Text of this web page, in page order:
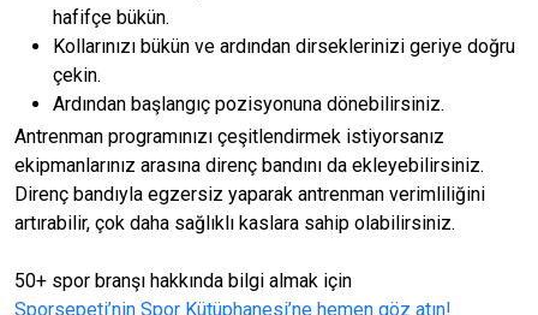
hafifçe bükün.
Kollarınızı bükün ve ardından dirseklerinizi geriye doğru
çekin.
Ardından başlangıç pozisyonuna dönebilirsiniz.
Antrenman programınızı çeşitlendirmek istiyorsanız
ekipmanlarınız arasına direnç bandını da ekleyebilirsiniz.
Direnç bandıyla egzersiz yaparak antrenman verimliliğini
artırabilir, çok daha sağlıklı kaslara sahip olabilirsiniz.
50+ spor branşı hakkında bilgi almak için
Sporsepeti’nin Spor Kütüphanesi’ne hemen göz atın!